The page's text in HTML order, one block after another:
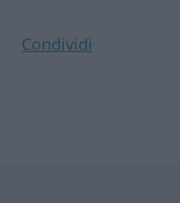
Condividi